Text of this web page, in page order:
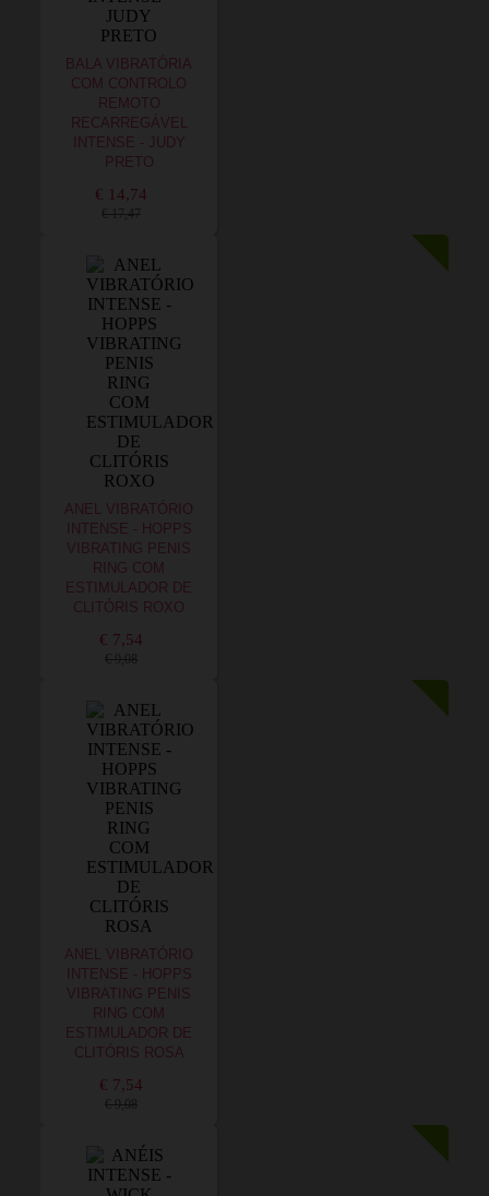
BALA VIBRATÓRIA
COM CONTROLO
REMOTO
RECARREGÁVEL
INTENSE - JUDY
PRETO
€ 14,74
€ 17,47
ANEL VIBRATÓRIO
INTENSE - HOPPS
VIBRATING PENIS
RING COM
ESTIMULADOR DE
CLITÓRIS ROXO
€ 7,54
€ 9,08
ANEL VIBRATÓRIO
INTENSE - HOPPS
VIBRATING PENIS
RING COM
ESTIMULADOR DE
CLITÓRIS ROSA
€ 7,54
€ 9,08